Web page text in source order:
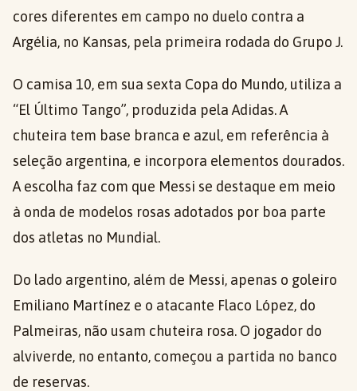
cores diferentes em campo no duelo contra a
Argélia, no Kansas, pela primeira rodada do Grupo J.
O camisa 10, em sua sexta Copa do Mundo, utiliza a
“El Último Tango”, produzida pela Adidas. A
chuteira tem base branca e azul, em referência à
seleção argentina, e incorpora elementos dourados.
A escolha faz com que Messi se destaque em meio
à onda de modelos rosas adotados por boa parte
dos atletas no Mundial.
Do lado argentino, além de Messi, apenas o goleiro
Emiliano Martínez e o atacante Flaco López, do
Palmeiras, não usam chuteira rosa. O jogador do
alviverde, no entanto, começou a partida no banco
de reservas.